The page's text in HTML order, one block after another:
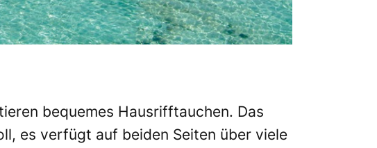
bequemes Hausrifftauchen. Das
es verfügt auf beiden Seiten über viele